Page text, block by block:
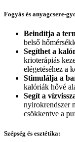
Fogyás és anyagcsere-
Beindítja a
belső
Segíthet a
krioterápiás
elégetéséhez a
Stimulálja a
kalóriák hővé
Segít a
nyirokrendszer
csökkentve a
Szépség és esztétika: